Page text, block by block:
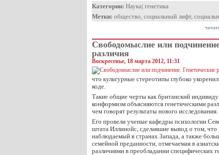
Категории: Наука| генетика
Метки: общество, социальный лифт,
Свободомыслие или
различия
Воскресенье, 18 марта 2012, 11:31
что культурные стереотипы глубоко
коде.
Такие общие черты как британский
конформизм объясняются генетическими
чем говорят результаты нового исследования.
Его провели ученые кафедры психологии
штата Иллинойс, сделавшие вывод о том, что
наблюдаемый в странах Запада, а также
семейной преданности, отмечаемая в
различиями в преобладании специфических